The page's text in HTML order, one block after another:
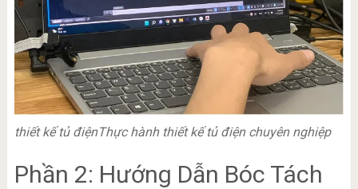
thiết kế tủ điệnThực hành thiết kế tủ điện chuyên nghiệp
Phần 2: Hướng Dẫn Bóc Tách